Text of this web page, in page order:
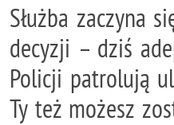
Służba zaczyna
decyzji – dziś
Policji patrolują
Ty też możesz